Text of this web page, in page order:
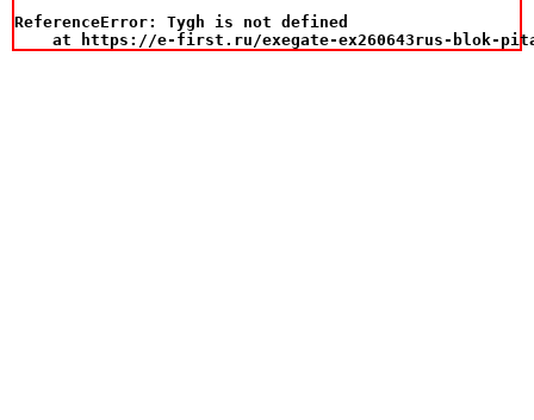
ReferenceError: Tygh is not defined
at https://e-first.ru/exegate-ex260643rus-blok-